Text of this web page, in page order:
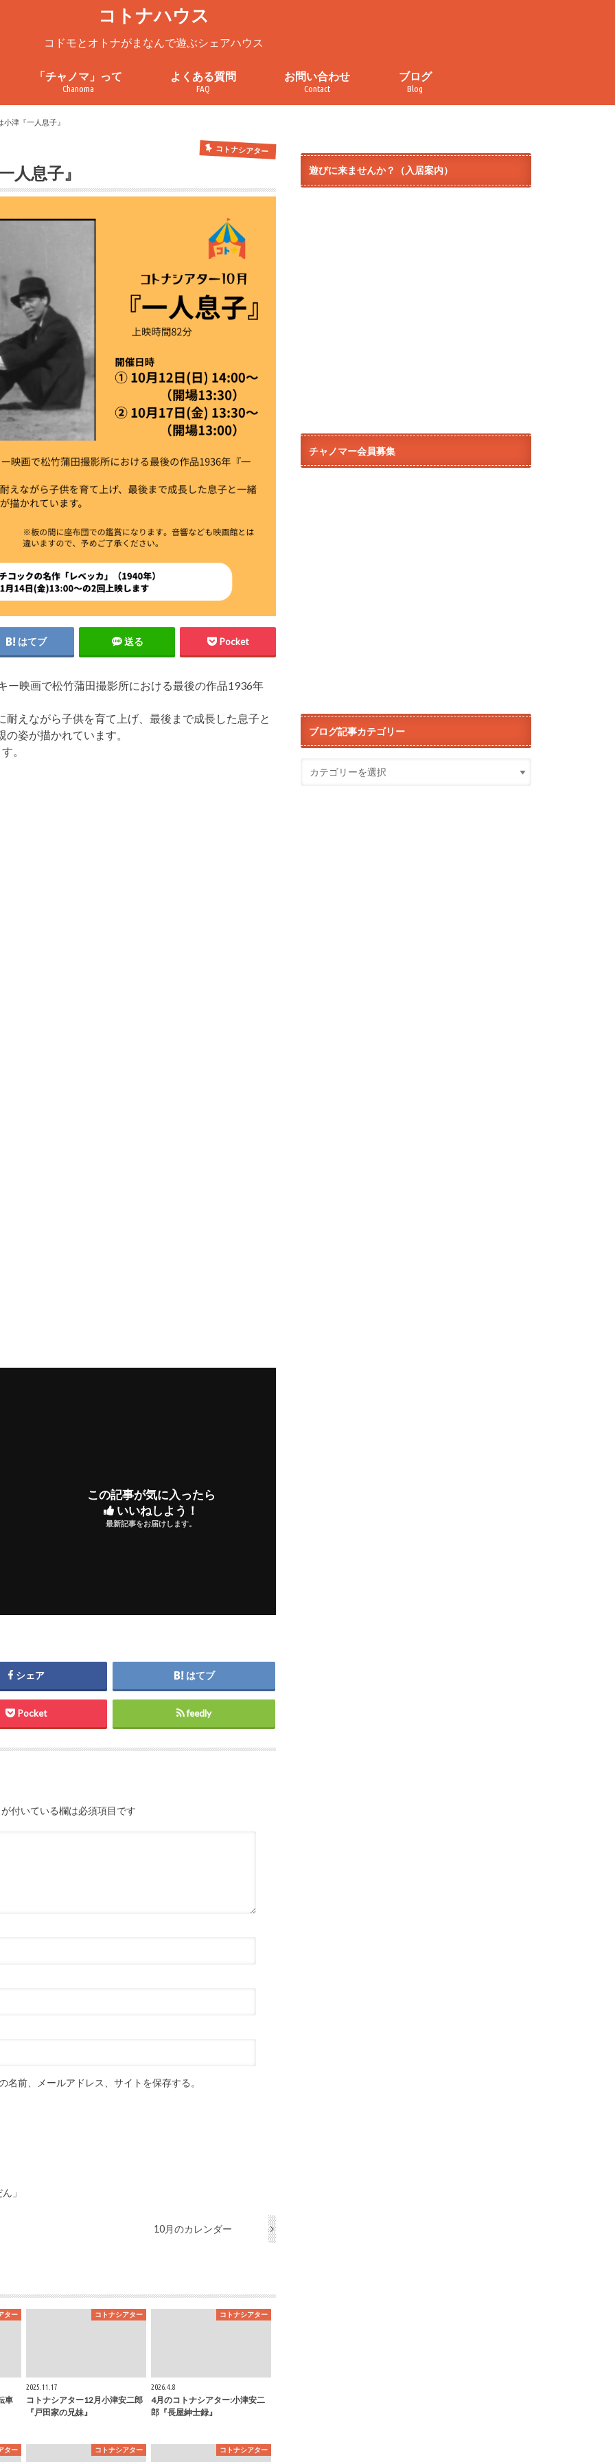
コトナハウス
コドモとオトナがまなんで遊ぶシェアハウス
「チャノマ」って
Chanoma
か？
よくある質問
FAQ
お問い合わせ
Contact
ブログ
Blog
津『一人息子』
コトナシアター
人息子』
はてブ 送る Pocket
ー映画で松竹蒲田撮影所における最後の作品1936年
えながら子供を育て上げ、最後まで成長した息子と
姿が描かれています。
。
この記事が気に入ったら
いいねしよう！
最新記事をお届けします。
シェア はてブ
Pocket feedly
が付いている欄は必須項目です
前、メールアドレス、サイトを保存する。
」
10月のカレンダー
ター
車
コトナシアター
2025.11.17
コトナシアター12月小津安二郎
『戸田家の兄妹』
コトナシアター
2026.4.8
4月のコトナシアター:小津安二
郎『長屋紳士録』
ター コトナシアター コトナシアター
遊びに来ませんか？（入居案内）
チャノマー会員募集
ブログ記事カテゴリー